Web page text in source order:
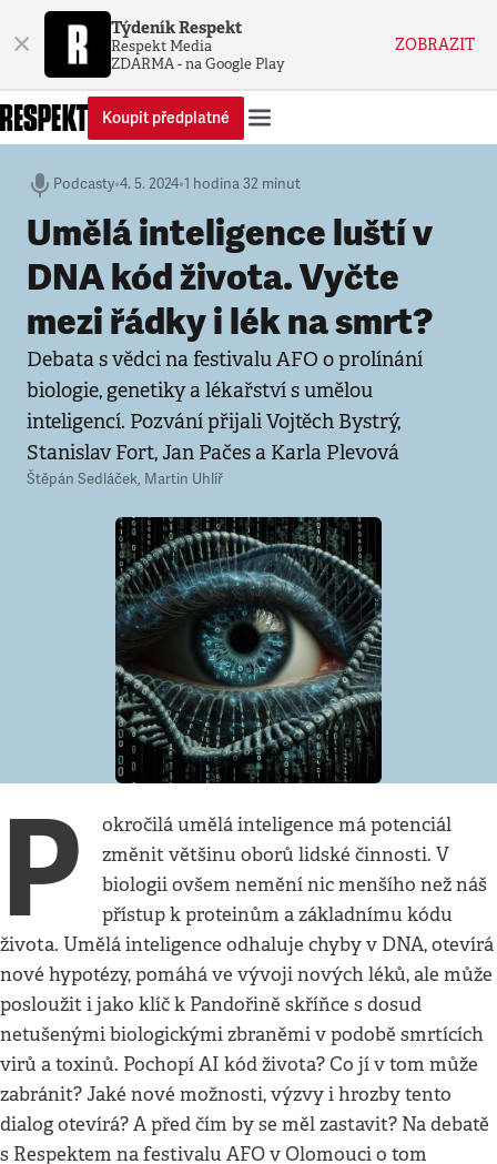
× Týdeník Respekt
Respekt Media
ZDARMA - na Google Play
ZOBRAZIT
Koupit předplatné
Podcasty•4. 5. 2024•1 hodina 32 minut
Umělá inteligence luští v
DNA kód života. Vyčte
mezi řádky i lék na smrt?
Debata s vědci na festivalu AFO o prolínání
biologie, genetiky a lékařství s umělou
inteligencí. Pozvání přijali Vojtěch Bystrý,
Stanislav Fort, Jan Pačes a Karla Plevová
Štěpán Sedláček, Martin Uhlíř
P
okročilá umělá inteligence má potenciál
změnit většinu oborů lidské činnosti. V
biologii ovšem nemění nic menšího než náš
přístup k proteinům a základnímu kódu
života. Umělá inteligence odhaluje chyby v DNA, otevírá
nové hypotézy, pomáhá ve vývoji nových léků, ale může
posloužit i jako klíč k Pandořině skříňce s dosud
netušenými biologickými zbraněmi v podobě smrtících
virů a toxinů. Pochopí AI kód života? Co jí v tom může
zabránit? Jaké nové možnosti, výzvy i hrozby tento
dialog otevírá? A před čím by se měl zastavit? Na debatě
s Respektem na festivalu AFO v Olomouci o tom